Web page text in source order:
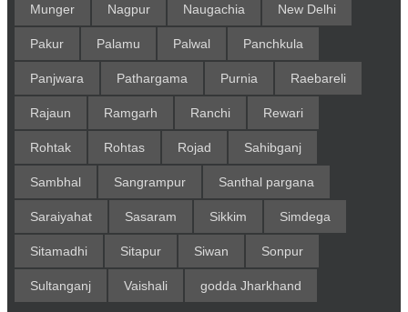
Munger Nagpur Naugachia New Delhi
Pakur Palamu Palwal Panchkula
Panjwara Pathargama Purnia Raebareli
Rajaun Ramgarh Ranchi Rewari
Rohtak Rohtas Rojad Sahibganj
Sambhal Sangrampur Santhal pargana
Saraiyahat Sasaram Sikkim Simdega
Sitamadhi Sitapur Siwan Sonpur
Sultanganj Vaishali godda Jharkhand